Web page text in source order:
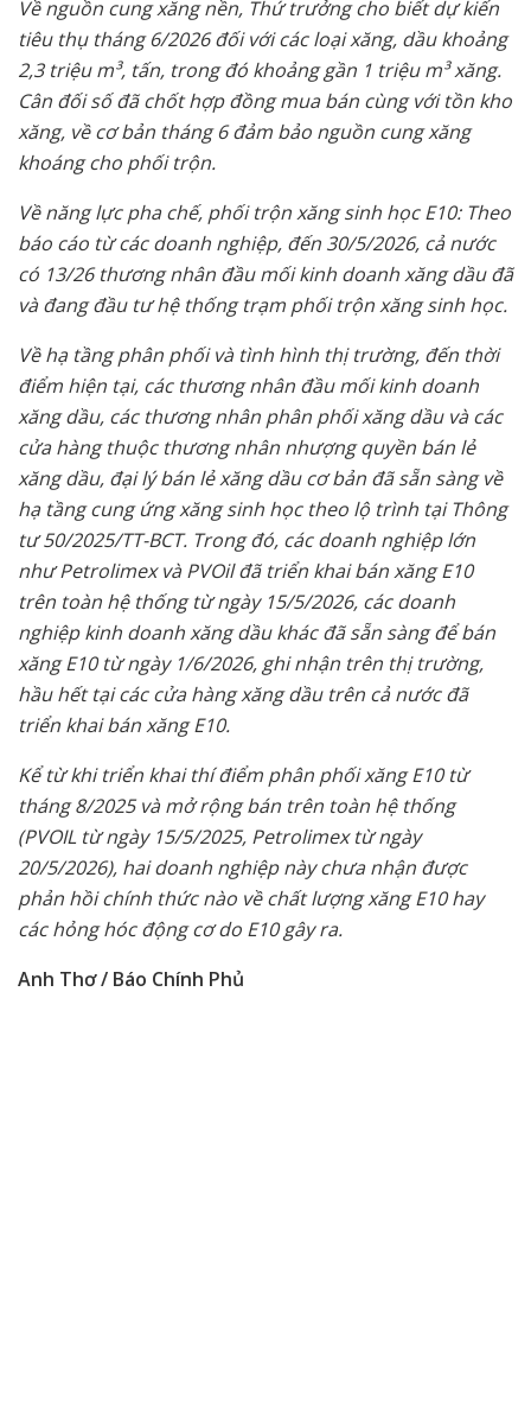
Về nguồn cung xăng nền, Thứ trưởng cho biết dự kiến
tiêu thụ tháng 6/2026 đối với các loại xăng, dầu khoảng
2,3 triệu m³, tấn, trong đó khoảng gần 1 triệu m³ xăng.
Cân đối số đã chốt hợp đồng mua bán cùng với tồn kho
xăng, về cơ bản tháng 6 đảm bảo nguồn cung xăng
khoáng cho phối trộn.
Về năng lực pha chế, phối trộn xăng sinh học E10: Theo
báo cáo từ các doanh nghiệp, đến 30/5/2026, cả nước
có 13/26 thương nhân đầu mối kinh doanh xăng dầu đã
và đang đầu tư hệ thống trạm phối trộn xăng sinh học.
Về hạ tầng phân phối và tình hình thị trường, đến thời
điểm hiện tại, các thương nhân đầu mối kinh doanh
xăng dầu, các thương nhân phân phối xăng dầu và các
cửa hàng thuộc thương nhân nhượng quyền bán lẻ
xăng dầu, đại lý bán lẻ xăng dầu cơ bản đã sẵn sàng về
hạ tầng cung ứng xăng sinh học theo lộ trình tại Thông
tư 50/2025/TT-BCT. Trong đó, các doanh nghiệp lớn
như Petrolimex và PVOil đã triển khai bán xăng E10
trên toàn hệ thống từ ngày 15/5/2026, các doanh
nghiệp kinh doanh xăng dầu khác đã sẵn sàng để bán
xăng E10 từ ngày 1/6/2026, ghi nhận trên thị trường,
hầu hết tại các cửa hàng xăng dầu trên cả nước đã
triển khai bán xăng E10.
Kể từ khi triển khai thí điểm phân phối xăng E10 từ
tháng 8/2025 và mở rộng bán trên toàn hệ thống
(PVOIL từ ngày 15/5/2025, Petrolimex từ ngày
20/5/2026), hai doanh nghiệp này chưa nhận được
phản hồi chính thức nào về chất lượng xăng E10 hay
các hỏng hóc động cơ do E10 gây ra.
Anh Thơ / Báo Chính Phủ